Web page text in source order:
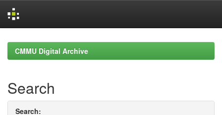
navigationCMMU Digital Archive
Search
Search: